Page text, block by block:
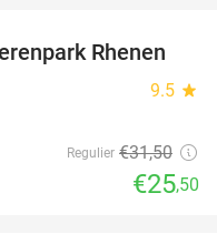
19%
Rhenen
9.5 star
Regulier €31,50
€25,50